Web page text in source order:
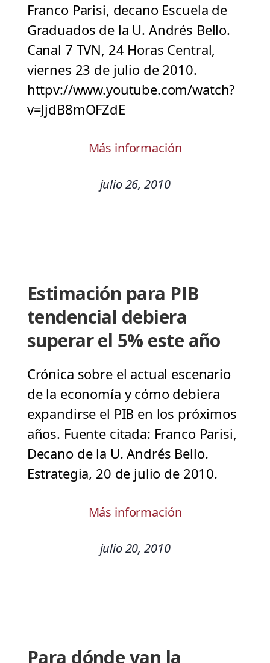
Franco Parisi, decano Escuela de
Graduados de la U. Andrés Bello.
Canal 7 TVN, 24 Horas Central,
viernes 23 de julio de 2010.
httpv://www.youtube.com/watch?
v=JjdB8mOFZdE
Más información
julio 26, 2010
Estimación para PIB
tendencial debiera
superar el 5% este año
Crónica sobre el actual escenario
de la economía y cómo debiera
expandirse el PIB en los próximos
años. Fuente citada: Franco Parisi,
Decano de la U. Andrés Bello.
Estrategia, 20 de julio de 2010.
Más información
julio 20, 2010
Para dónde van la